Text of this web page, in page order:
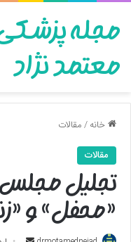
مجله پزشکی
معتمد نژاد
خانه/مقالات
مقالات
تجلیل مجلس
«محفل» و